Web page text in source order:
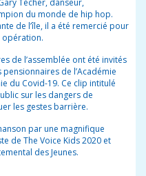
Técher, danseur,
du monde de hip hop.
de l’île, il a été remercié pour
opération.
de l’assemblée ont été invités
de l’Académie
du Covid-19. Ce clip intitulé
sur les dangers de
les gestes barrière.
par une magnifique
de The Voice Kids 2020 et
des Jeunes.